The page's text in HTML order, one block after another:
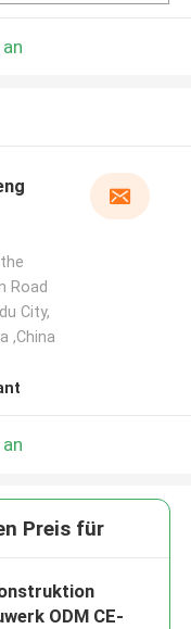
Road
City,
,China
Preis für
ODM CE-